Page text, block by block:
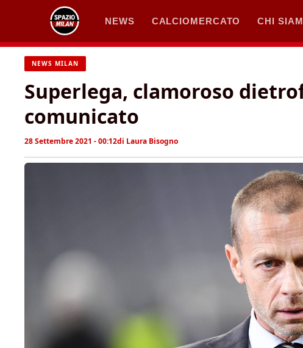
contenuto
NEWS CALCIOMERCATO CHI
NEWS MILAN
Superlega, clamoroso
comunicato
28 Settembre 2021 - 00:12di Laura Bisogno